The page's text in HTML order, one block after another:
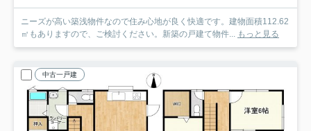
ニーズが高い築浅物件なので住み心地が良く快適です。建物面積112.62
㎡もありますので、ご検討ください。新築の戸建て物件...
もっと見る
中古一戸建